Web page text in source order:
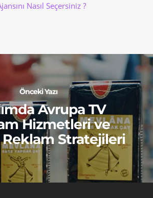
Nasıl Seçersiniz ?
Önceki Yazı
Avrupa TV
Hizmetleri ve
Stratejileri